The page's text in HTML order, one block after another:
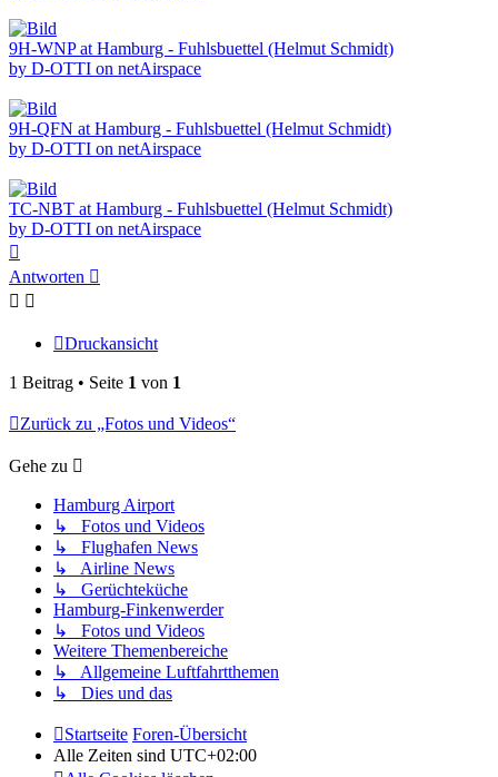
9H-WNP at Hamburg - Fuhlsbuettel (Helmut Schmidt)
by D-OTTI on netAirspace
9H-QFN at Hamburg - Fuhlsbuettel (Helmut Schmidt)
by D-OTTI on netAirspace
TC-NBT at Hamburg - Fuhlsbuettel (Helmut Schmidt)
by D-OTTI on netAirspace
oben
Antworten
Druckansicht
1 Beitrag • Seite 1 von 1
Zurück zu „Fotos und Videos“
Gehe zu
Hamburg Airport
↳ Fotos und Videos
↳ Flughafen News
↳ Airline News
↳ Gerüchteküche
Hamburg-Finkenwerder
↳ Fotos und Videos
Weitere Themenbereiche
↳ Allgemeine Luftfahrtthemen
↳ Dies und das
Startseite Foren-Übersicht
Alle Zeiten sind UTC+02:00